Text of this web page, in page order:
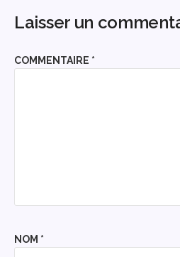
Laisser un
COMMENTAIRE *
NOM *